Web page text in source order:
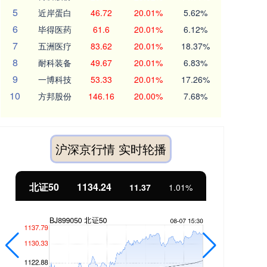
5 近岸蛋白 46.72 20.01% 5.62%
6 毕得医药 61.6 20.01% 6.12%
7 五洲医疗 83.62 20.01% 18.37%
8 耐科装备 49.67 20.01% 6.83%
9 一博科技 53.33 20.01% 17.26%
10 方邦股份 146.16 20.00% 7.68%
沪深京行情 实时轮播
北证50 1134.24 11.37 1.01%